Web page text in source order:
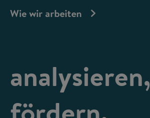
Wie wir arbeiten
analysieren,